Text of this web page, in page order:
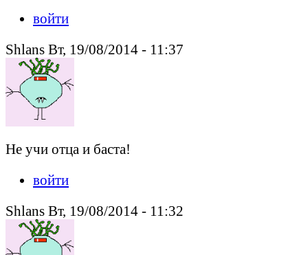
войти
Shlans Вт, 19/08/2014 - 11:37
Не учи отца и баста!
войти
Shlans Вт, 19/08/2014 - 11:32